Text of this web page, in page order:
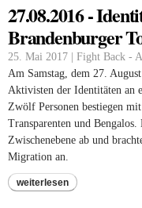
27.08.2016 -
Brandenburger
25. Mai 2017 | Fight Back -
Am Samstag, dem 27.
Aktivisten der Identitäten an
Zwölf Personen bestiegen
Transparenten und
Zwischenebene ab und
Migration an.
weiterlesen